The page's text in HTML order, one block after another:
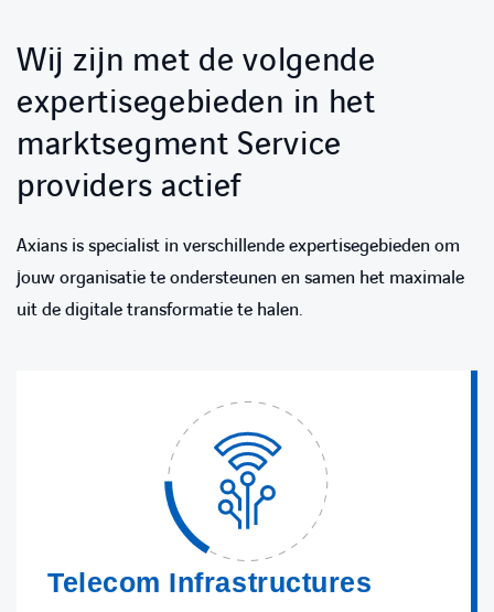
Wij zijn met de volgende
expertisegebieden in het
marktsegment Service
providers actief
Axians is specialist in verschillende expertisegebieden om
jouw organisatie te ondersteunen en samen het maximale
uit de digitale transformatie te halen.
Telecom Infrastructures